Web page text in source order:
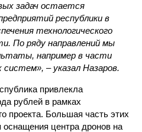
задач остается
республики в
технологического
По ряду направлений мы
например в части
– указал Назаров.
привлекла
рублей в рамках
проекта. Большая часть этих
оснащения центра дронов на